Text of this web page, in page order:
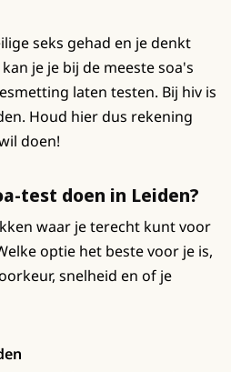
seks gehad en je denkt
je je bij de meeste soa's
laten testen. Bij hiv is
Houd hier dus rekening
doen!
test doen in Leiden?
waar je terecht kunt voor
optie het beste voor je is,
snelheid en of je